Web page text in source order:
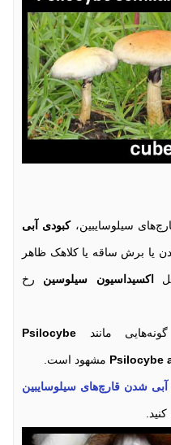
سیلوسایبین،کبودی آبی
یا برش ساقه یا کلاهک ظاهر
اکسیداسیون سیلوسین رخ
مانند Psilocybe
Psilocybe مشهود است.
آبی شدن قارچ‌های سیلوسایبین